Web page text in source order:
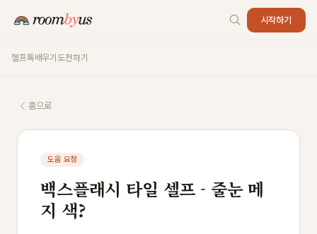
시작하기
헬프톡배우기도전하기
홈으로
도움 요청
백스플래시 타일 셀프 - 줄눈 메
지 색?